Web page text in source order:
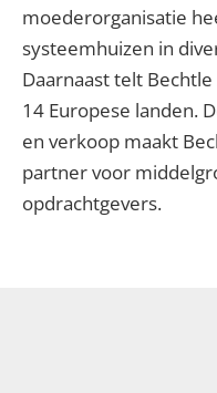
moederorganisatie
systeemhuizen in
Daarnaast telt
14 Europese landen.
en verkoop maakt
partner voor
opdrachtgevers.